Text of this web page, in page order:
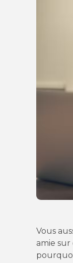
Vous
amie sur